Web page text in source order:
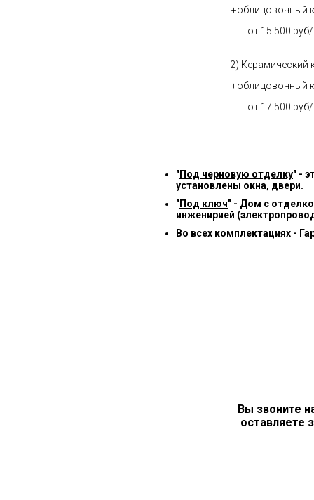
+облицовочный
от 15 500
2) Керамический
+облицовочный
от 17 500
"Под черновую отделку" -
установлены окна, двери.
"Под ключ" - Дом с
инженирией
Во всех комплектациях -
Вы звоните
оставляете